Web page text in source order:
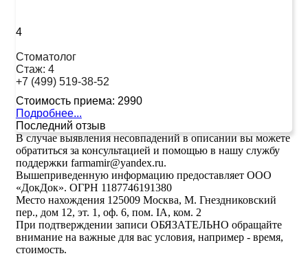
4
Стоматолог
Стаж: 4
+7 (499) 519-38-52
Стоимость приема: 2990
Подробнее...
Последний отзыв
В случае выявления несовпадений в описании вы можете
обратиться за консультацией и помощью в нашу службу
поддержки farmamir@yandex.ru.
Вышеприведенную информацию предоставляет ООО
«ДокДок». ОГРН 1187746191380
Место нахождения 125009 Москва, М. Гнездниковский
пер., дом 12, эт. 1, оф. 6, пом. IA, ком. 2
При подтверждении записи ОБЯЗАТЕЛЬНО обращайте
внимание на важные для вас условия, например - время,
стоимость.